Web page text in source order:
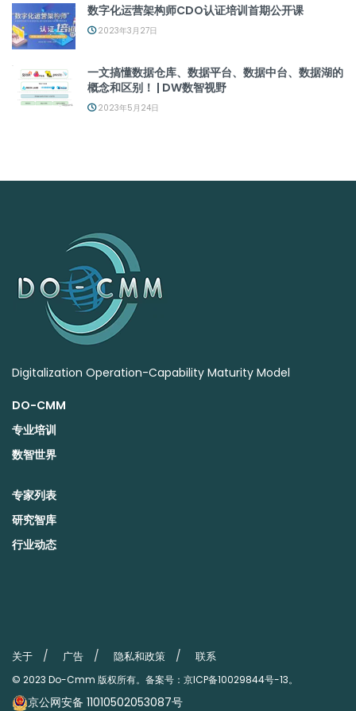
数字化运营架构师CDO认证培训首期公开课
2023年3月27日
一文搞懂数据仓库、数据平台、数据中台、数据湖的
概念和区别！ | DW数智视野
2023年5月24日
Digitalization Operation-Capability Maturity Model
DO-CMM
专业培训
数智世界
专家列表
研究智库
行业动态
关于 广告 隐私和政策 联系
© 2023 Do-Cmm 版权所有。备案号： 京ICP备10029844号-13。
京公网安备 11010502053087号